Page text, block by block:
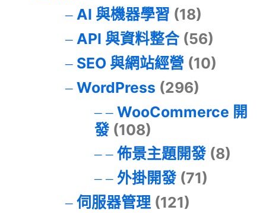
AI 與機器學習 (18)
API 與資料整合(56)
SEO 與網站經營 (10)
WordPress (296)
WooCommerce 開
發(108)
佈景主題開發(8)
外掛開發(71)
伺服器管理(121)